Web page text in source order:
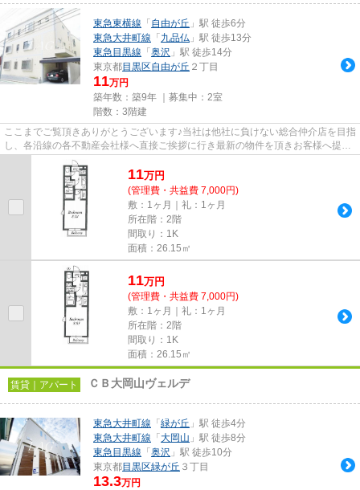
東急東横線 「 自由が丘 」駅 徒歩6分
東急大井町線 「 九品仏 」駅 徒歩13分
東急目黒線 「 奥沢 」駅 徒歩14分
東京都目黒区自由が丘 ２丁目
11万円
築年数：築9年 ｜募集中： 2室
階数：3階建
ここまでご覧頂きありがとうございます♪当社は他社に負けない総合仲介店を目指
し、各沿線の各不動産会社様へ直接ご挨拶に行き最新の物件を頂きお客様へ提供
しております！最新の情報は...
11万円
(管理費・共益費 7,000円)
敷：1ヶ月｜礼：1ヶ月
所在階：2階
間取り：1K
面積：26.15㎡
11万円
(管理費・共益費 7,000円)
敷：1ヶ月｜礼：1ヶ月
所在階：2階
間取り：1K
面積：26.15㎡
賃貸｜アパート ＣＢ大岡山ヴェルデ
東急大井町線 「 緑が丘 」駅 徒歩4分
東急大井町線 「 大岡山 」駅 徒歩8分
東急目黒線 「 奥沢 」駅 徒歩10分
東京都目黒区緑が丘 ３丁目
13.3万円